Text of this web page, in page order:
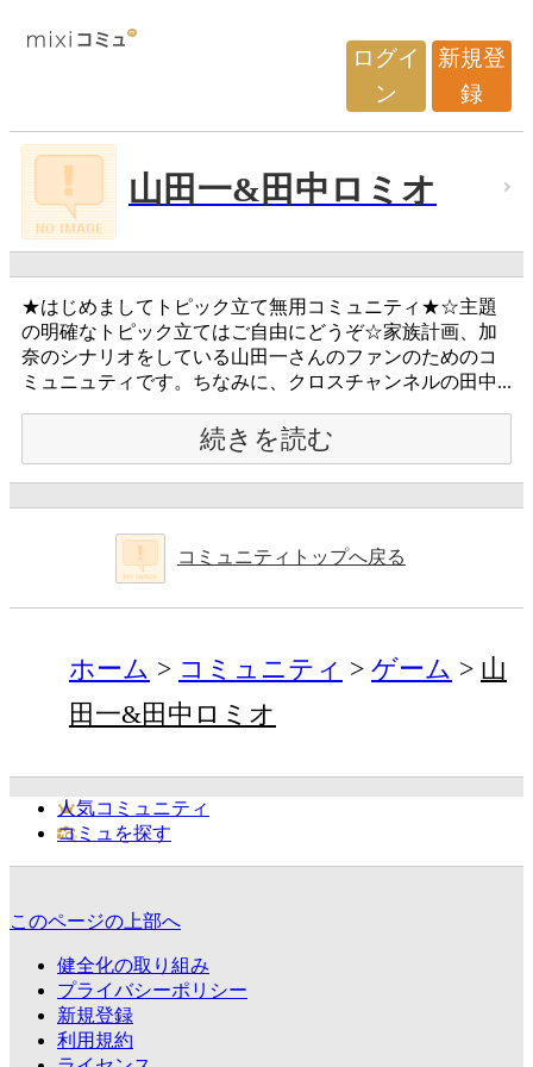
ログイ
ン
新規登
録
山田一&田中ロミオ
★はじめましてトピック立て無用コミュニティ★☆主題
の明確なトピック立てはご自由にどうぞ☆家族計画、加
奈のシナリオをしている山田一さんのファンのためのコ
ミュニュティです。ちなみに、クロスチャンネルの田中...
続きを読む
コミュニティトップへ戻る
ホーム コミュニティ ゲーム
山
田一&田中ロミオ
人気コミュニティ
コミュを探す
このページの上部へ
健全化の取り組み
プライバシーポリシー
新規登録
利用規約